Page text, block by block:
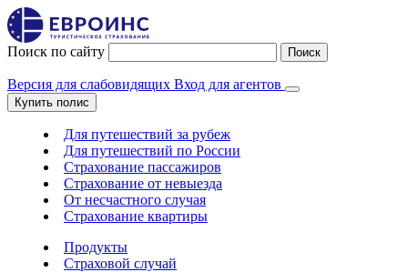
Поиск по сайту Поиск
Версия для слабовидящих Вход для агентов
Купить полис
Для путешествий за рубеж
Для путешествий по России
Страхование пассажиров
Страхование от невыезда
От несчастного случая
Страхование квартиры
Продукты
Страховой случай